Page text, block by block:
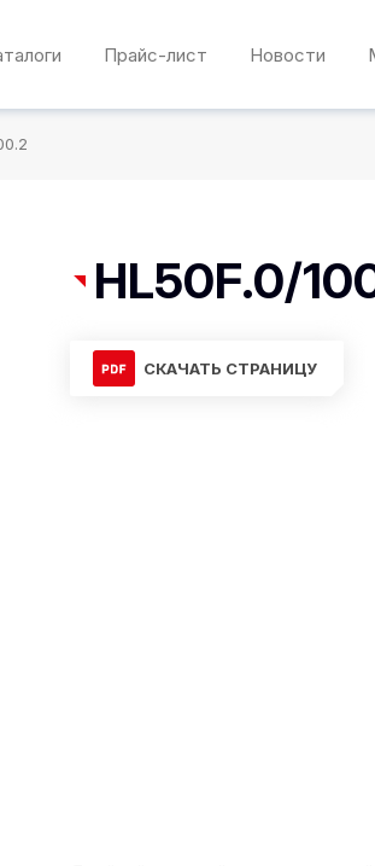
Прайс-лист Новости
HL50F.0/
СКАЧАТЬ СТРАНИЦУ